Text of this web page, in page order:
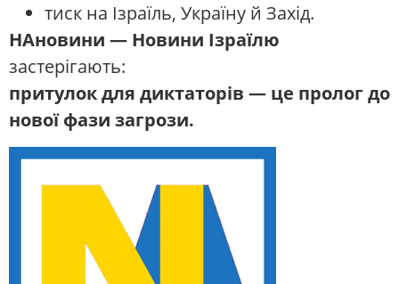
тиск на Ізраїль, Україну й Захід.
НАновини — Новини Ізраїлю
застерігають:
притулок для диктаторів — це пролог до
нової фази загрози.